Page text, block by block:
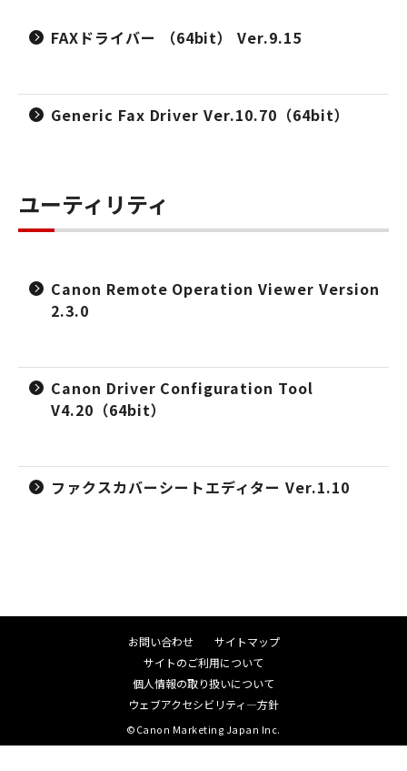
FAXドライバー （64bit） Ver.9.15
Generic Fax Driver Ver.10.70（64bit）
ユーティリティ
Canon Remote Operation Viewer Version
2.3.0
Canon Driver Configuration Tool
V4.20（64bit）
ファクスカバーシートエディター Ver.1.10
お問い合わせ
サイトマップ
サイトのご利用について
個人情報の取り扱いについて
ウェブアクセシビリティ―方針
©Canon Marketing Japan Inc.